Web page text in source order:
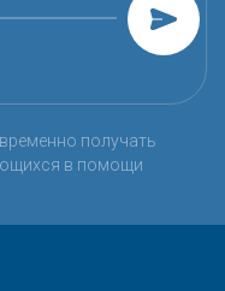
получать
в помощи